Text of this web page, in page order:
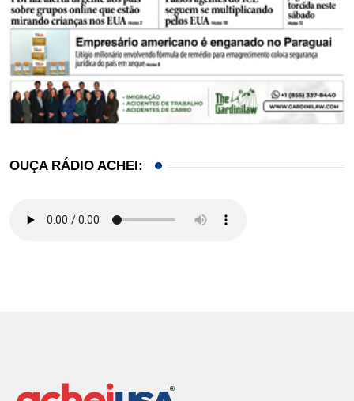
OUÇA RÁDIO ACHEI: